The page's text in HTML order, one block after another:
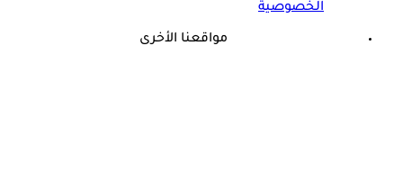
الخصوصية
مواقعنا الأخرى